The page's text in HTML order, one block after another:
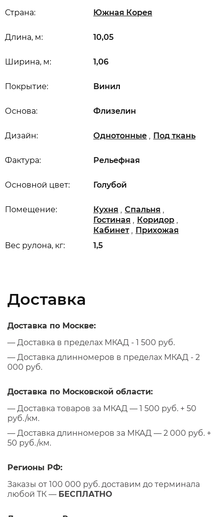
Длина, м: 10,05
Ширина, м: 1,06
Вес рулона, кг: 1,5
Основной цвет: Голубой
Дизайн: Однотонные , Под ткань
Основа: Флизелин
Покрытие: Винил
Помещение: Кухня , Спальня ,
Гостиная , Коридор ,
Кабинет , Прихожая
Страна: Южная Корея
Фактура: Рельефная
Доставка
Доставка по Москве:
— Доставка в пределах МКАД - 1 500 руб.
— Доставка длинномеров в пределах МКАД - 2
000 руб.
Доставка по Московской области:
— Доставка товаров за МКАД — 1 500 руб. + 50
руб./км.
— Доставка длинномеров за МКАД — 2 000 руб. +
50 руб./км.
Регионы РФ:
Заказы от 100 000 руб. доставим до терминала
любой ТК — БЕСПЛАТНО